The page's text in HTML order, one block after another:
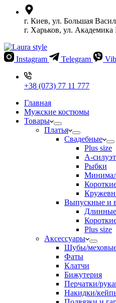
г. Киев, ул. Большая
г. Харьков, ул. Академика
Instagram Telegram
+38 (073) 77 11 777
Главная
Мужские костюмы
Товары
Платья
Свадебные
Plus size
А-
Рыбки
Выпускные и
Длинные
Plus size
Аксессуары
Шубы/
Фаты
Клатчи
Бижутерия
Перчатки/
Накидки/